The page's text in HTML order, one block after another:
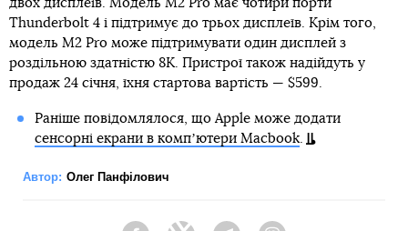
двох дисплеїв. Модель M2 Pro має чотири порти
Thunderbolt 4 і підтримує до трьох дисплеїв. Крім того,
модель M2 Pro може підтримувати один дисплей з
роздільною здатністю 8K. Пристрої також надійдуть у
продаж 24 січня, їхня стартова вартість — $599.
Раніше повідомлялося, що Apple може додати
сенсорні екрани в компʼютери Macbook.
Автор: Олег Панфілович